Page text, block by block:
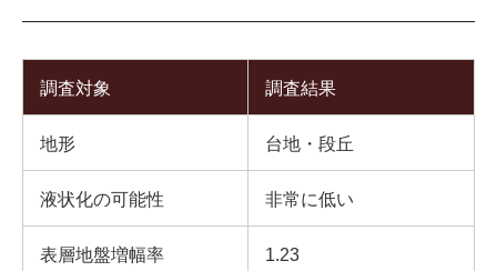
調査対象 調査結果
地形 台地・段丘
液状化の可能性 非常に低い
表層地盤増幅率 1.23